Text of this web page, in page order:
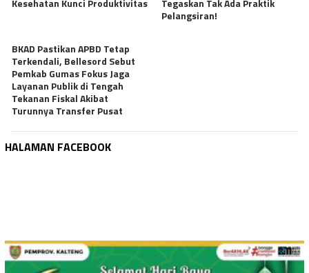
Pelangsiran!
BKAD Pastikan APBD Tetap
Terkendali, Bellesord Sebut
Pemkab Gumas Fokus Jaga
Layanan Publik di Tengah
Tekanan Fiskal Akibat
Turunnya Transfer Pusat
HALAMAN FACEBOOK